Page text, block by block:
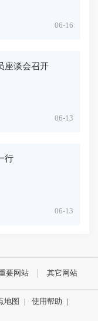
06-16
座谈会召开
06-13
行
06-13
要网站 其它网站
地图 | 使用帮助
|